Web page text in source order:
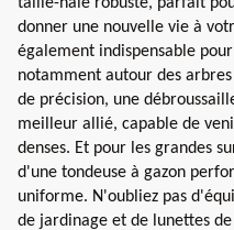
donner une nouvelle vie à
également indispensable
notamment autour des
de précision, une
meilleur allié, capable de
denses. Et pour les grandes
d'une tondeuse à gazon
uniforme. N'oubliez pas
de jardinage et de lunettes